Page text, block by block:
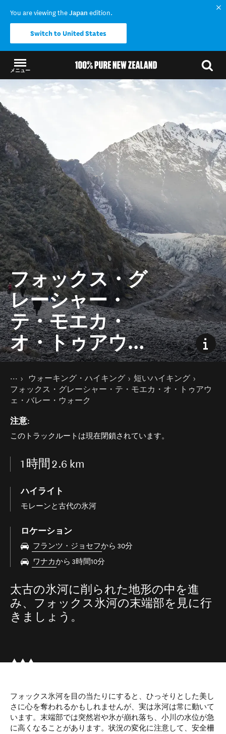
You are viewing theJapan edition.
Switch to United States
メニュー
結果に戻る
フォックス・グ
レーシャー・
テ・モエカ・
オ・トゥアウ
ェ・バレー・ウ
ォーク
現在のページ
ホーム
ニュージーランドの楽しみ方
ウォーキング・ハイキング
短いハイキング
フォックス・グレーシャー・テ・モエカ・オ・トゥアウ
ェ・バレー・ウォーク
注意:
このトラックルートは現在閉鎖されています。
1 時間 2.6 km
ハイライト
モレーンと古代の氷河
ロケーション
フランツ・ジョセフから 30分
ワナカから 3時間10分
太古の氷河に削られた地形の中を進
み、フォックス氷河の末端部を見に行
きましょう。
フォックス氷河を目の当たりにすると、ひっそりとした美し
さに心を奪われるかもしれませんが、実は氷河は常に動いて
います。末端部では突然岩や氷が崩れ落ち、小川の水位が急
に高くなることがあります。状況の変化に注意して、安全柵